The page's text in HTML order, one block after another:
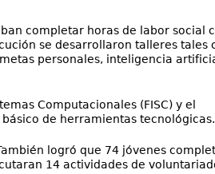
completar horas de labor social
se desarrollaron talleres tales
personales, inteligencia
Computacionales (FISC) y el
de herramientas tecnológicas.
logró que 74 jóvenes
14 actividades de